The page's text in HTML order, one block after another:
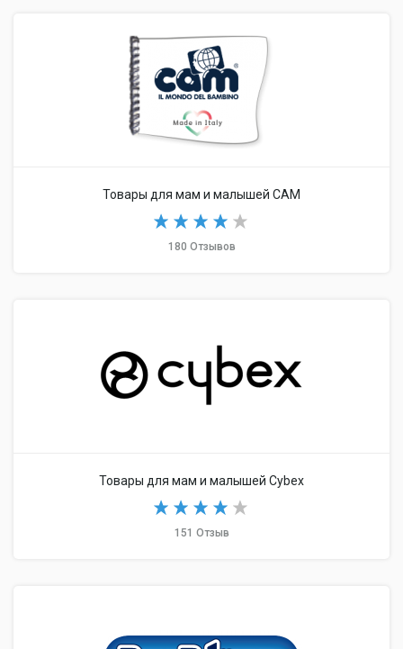
Товары для мам и малышей CAM
180 Отзывов
Товары для мам и малышей Cybex
151 Отзыв